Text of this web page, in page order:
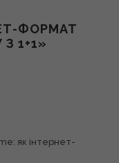
ФОРМАТ
1+1»
як інтернет-